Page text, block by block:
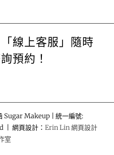
線上客服」隨時
預約！
Sugar Makeup | 統一編號:
| 網頁設計： Erin Lin 網頁設計
室